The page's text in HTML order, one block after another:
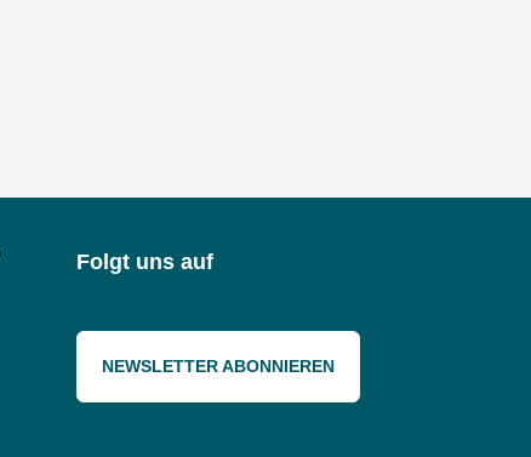
Folgt uns auf
NEWSLETTER ABONNIEREN